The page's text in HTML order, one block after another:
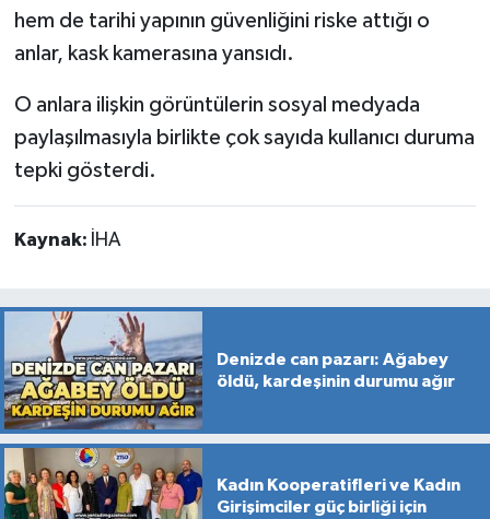
hem de tarihi yapının güvenliğini riske attığı o
anlar, kask kamerasına yansıdı.
O anlara ilişkin görüntülerin sosyal medyada
paylaşılmasıyla birlikte çok sayıda kullanıcı duruma
tepki gösterdi.
Kaynak: İHA
Denizde can pazarı: Ağabey
öldü, kardeşinin durumu ağır
Kadın Kooperatifleri ve Kadın
Girişimciler güç birliği için